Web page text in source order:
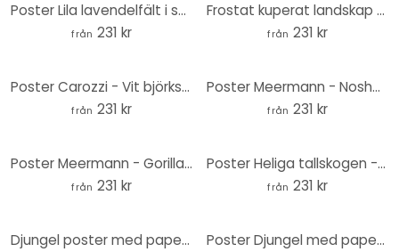
Poster Lila lavendelfält i solnedgången - Cevik - Runda
från 231 kr
Frostat kuperat landskap Poster - Eisenmann - Rund
från 231 kr
Poster Carozzi - Vit björkskog med röda blad - Rund
från 231 kr
Poster Meermann - Noshörningen - Rund
från 231 kr
Poster Meermann - Gorillan - Rund
från 231 kr
Poster Heliga tallskogen - Ryu - Runda
från 231 kr
Djungel poster med papegojor nattgrön - Blomstersmycke Dekor - Rund Poster Djungel med papegojor Grön - Blomstersmycke - Rund